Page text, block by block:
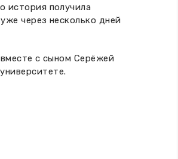
история получила
через несколько дней
с сыном Серёжей